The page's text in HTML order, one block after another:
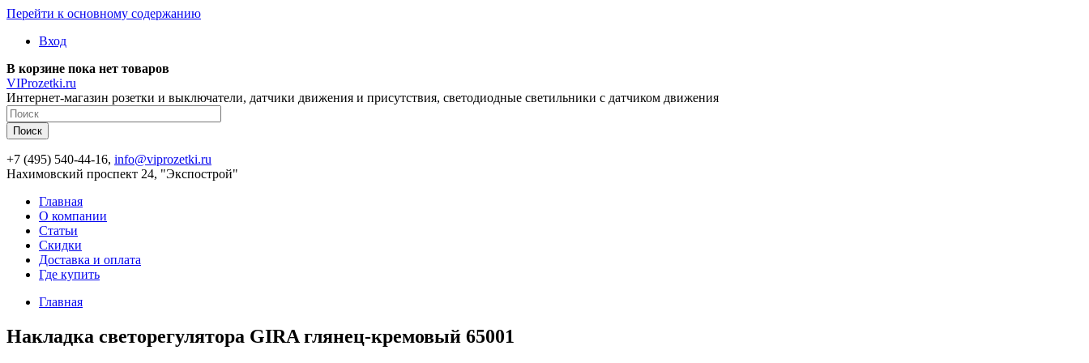
Перейти к основному содержанию
Вход
В корзине пока нет товаров
VIProzetki.ru
Интернет-магазин розетки и выключатели, датчики движения и присутствия, светодиодные светильники с датчиком движения
+7 (495) 540-44-16, info@viprozetki.ru
Нахимовский проспект 24, "Экспострой"
Главная
О компании
Статьи
Скидки
Доставка и оплата
Где купить
Главная
Накладка светорегулятора GIRA глянец-кремовый 65001